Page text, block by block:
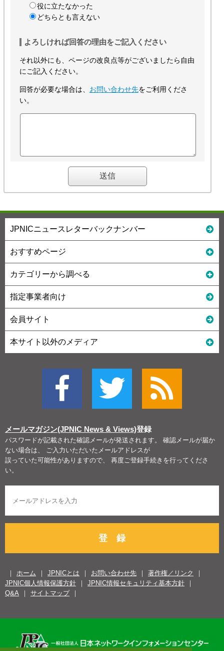
役に立たなかった
どちらとも言えない
よろしければ回答の理由をご記入ください
それ以外にも、ページの改良点等がございましたら自由
にご記入ください。
回答が必要な場合は、 お問い合わせ先をご利用くださ
い。
JPNICニュースレターバックナンバー
おすすめページ
カテゴリーから調べる
指定事業者向け
会員サイト
本サイト以外のメディア
メールマガジン(JPNIC News & Views)登録
パスワードが記載された確認メールが発送されます。 確認メールが届か
ない場合は、 ご入力いただいたメールアドレスが
誤っていた可能性がありますので、 再度ご登録手続きを行ってくださ
い。
登 録
ホーム JPNICとは お問い合わせ先
著作権／リンク
JPNIC個人情報保護方針
JPNIC情報セキュリティ基本方針
Q&A
サイトマップ